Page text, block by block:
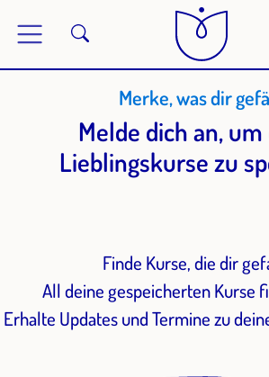
Merke, was dir
Melde dich an,
Lieblingskurse zu
Finde Kurse, die dir
All deine gespeicherten Kurse
Erhalte Updates und Termine zu